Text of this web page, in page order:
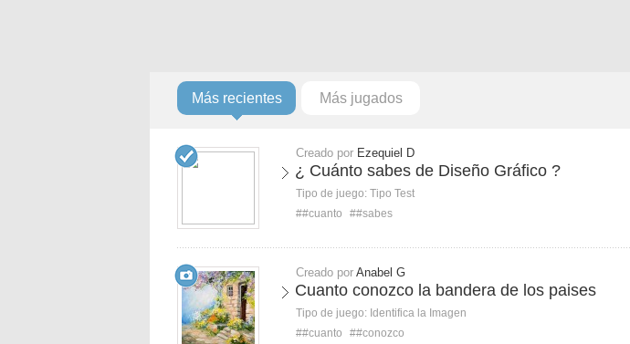
Más recientes Más jugados
Creado por Ezequiel D
¿ Cuánto sabes de Diseño Gráfico ?
Tipo de juego: Tipo Test
##cuanto
##sabes
Creado por Anabel G
Cuanto conozco la bandera de los paises
Tipo de juego: Identifica la Imagen
##cuanto
##conozco